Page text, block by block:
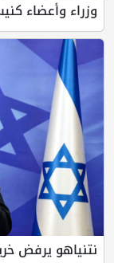
وزراء وأعضاء
نتنياهو يرفض